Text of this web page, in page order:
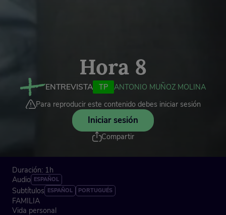
Hora 8
ENTREVISTA TP ANTONIO MUÑOZ MOLINA
Para reproducir este contenido debes iniciar sesión
Iniciar sesión
Compartir
Duración: 1h
Audio ESPAÑOL
Subtítulos ESPAÑOL PORTUGUÉS
FAMILIA
Vida personal